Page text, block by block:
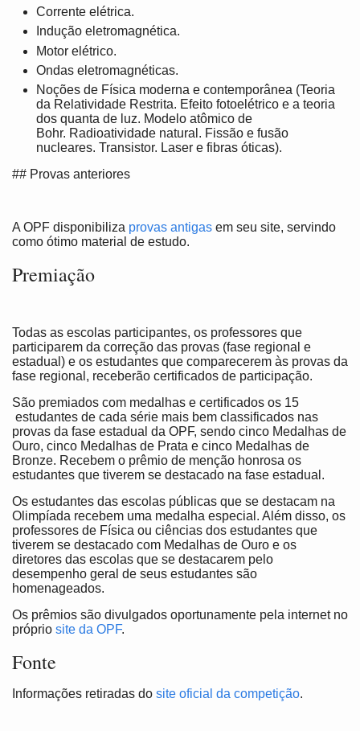
Corrente elétrica.
Indução eletromagnética.
Motor elétrico.
Ondas eletromagnéticas.
Noções de Física moderna e contemporânea (Teoria
da Relatividade Restrita. Efeito fotoelétrico e a teoria
dos quanta de luz. Modelo atômico de
Bohr. Radioatividade natural. Fissão e fusão
nucleares. Transistor. Laser e fibras óticas).
## Provas anteriores
A OPF disponibiliza provas antigas em seu site, servindo
como ótimo material de estudo.
Premiação
Todas as escolas participantes, os professores que
participarem da correção das provas (fase regional e
estadual) e os estudantes que comparecerem às provas da
fase regional, receberão certificados de participação.
São premiados com medalhas e certificados os 15
estudantes de cada série mais bem classificados nas
provas da fase estadual da OPF, sendo cinco Medalhas de
Ouro, cinco Medalhas de Prata e cinco Medalhas de
Bronze. Recebem o prêmio de menção honrosa os
estudantes que tiverem se destacado na fase estadual.
Os estudantes das escolas públicas que se destacam na
Olimpíada recebem uma medalha especial. Além disso, os
professores de Física ou ciências dos estudantes que
tiverem se destacado com Medalhas de Ouro e os
diretores das escolas que se destacarem pelo
desempenho geral de seus estudantes são
homenageados.
Os prêmios são divulgados oportunamente pela internet no
próprio site da OPF.
Fonte
Informações retiradas do site oficial da competição.